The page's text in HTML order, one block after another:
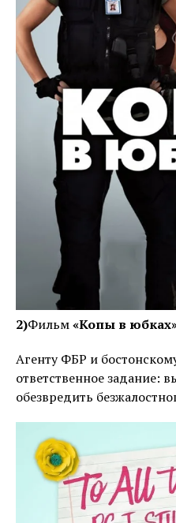
2)Фильм«Копы в
Агенту ФБР и
ответственное задание:
обезвредить